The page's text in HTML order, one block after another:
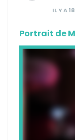
IL Y A
Portrait de